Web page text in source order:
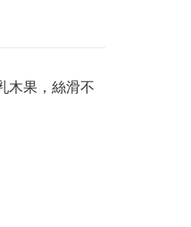
木果，絲滑不